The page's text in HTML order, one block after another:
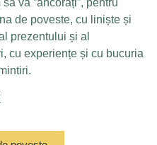
vă ”ancorați”, pentru
de poveste, cu liniște și
prezentului și al
cu experiențe și cu bucuria